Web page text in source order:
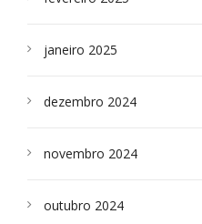
janeiro 2025
dezembro 2024
novembro 2024
outubro 2024